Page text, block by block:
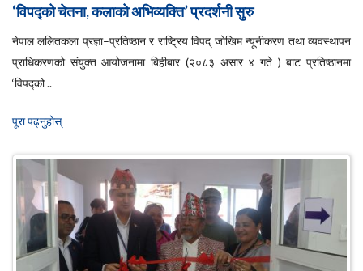
‘विपद्को चेतना, कलाको अभिव्यक्ति’ प्रदर्शनी सुरु
नेपाल ललितकला प्रज्ञा–प्रतिष्ठान र राष्ट्रिय विपद् जोखिम न्यूनीकरण तथा व्यवस्थापन
प्राधिकरणको संयुक्त आयोजनामा बिहीबार (२०८३ असार ४ गते ) बाट प्रतिष्ठानमा
‘विपद्को ..
पूरा पढ्नुहाेस्